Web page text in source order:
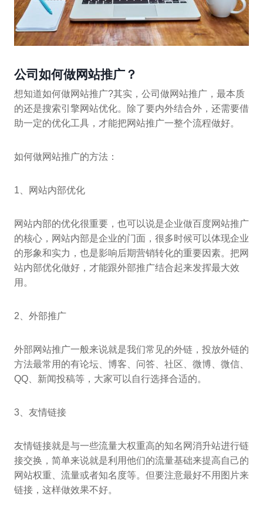
公司如何做网站推广？
想知道如何做网站推广?其实，公司做网站推广，最本质
的还是搜索引擎网站优化。除了要内外结合外，还需要借
助一定的优化工具，才能把网站推广一整个流程做好。
如何做网站推广的方法：
1、网站内部优化
网站内部的优化很重要，也可以说是企业做百度网站推广
的核心，网站内部是企业的门面，很多时候可以体现企业
的形象和实力，也是影响后期营销转化的重要因素。把网
站内部优化做好，才能跟外部推广结合起来发挥最大效
用。
2、外部推广
外部网站推广一般来说就是我们常见的外链，投放外链的
方法最常用的有论坛、博客、问答、社区、微博、微信、
QQ、新闻投稿等，大家可以自行选择合适的。
3、友情链接
友情链接就是与一些流量大权重高的知名网消升站进行链
接交换，简单来说就是利用他们的流量基础来提高自己的
网站权重、流量或者知名度等。但要注意最好不用图片来
链接，这样做效果不好。